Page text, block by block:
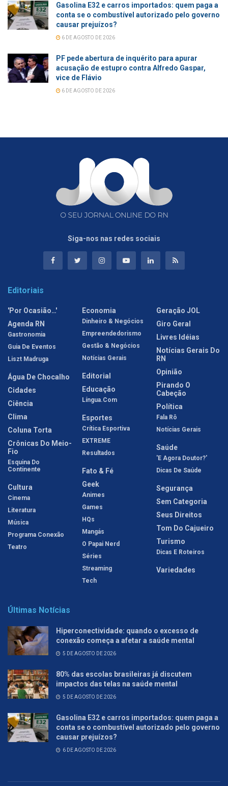
Gasolina E32 e carros importados: quem paga a
conta se o combustível autorizado pelo governo
causar prejuízos?
6 DE AGOSTO DE 2026
PF pede abertura de inquérito para apurar
acusação de estupro contra Alfredo Gaspar,
vice de Flávio
6 DE AGOSTO DE 2026
Siga-nos nas redes sociais
Editoriais
'Por Ocasião…'
Agenda RN
Gastronomia
Guia De Eventos
Liszt Madruga
Água De Chocalho
Cidades
Ciência
Clima
Coluna Torta
Crônicas Do Meio-
Fio
Esquina Do
Continente
Cultura
Cinema
Literatura
Música
Programa Conexão
Teatro
Economia
Dinheiro & Negócios
Empreendedorismo
Gestão & Negócios
Notícias Gerais
Editorial
Educação
Língua.com
Esportes
Crítica Esportiva
EXTREME
Resultados
Fato & Fé
Geek
Animes
Games
HQs
Mangás
O Papai Nerd
Séries
Streaming
Tech
Geração JOL
Giro Geral
Livres Idéias
Notícias Gerais Do
RN
Opinião
Pirando O
Cabeção
Política
Fala Rô
Notícias Gerais
Saúde
'E Agora Doutor?'
Dicas De Saúde
Segurança
Sem Categoria
Seus Direitos
Tom Do Cajueiro
Turismo
Dicas E Roteiros
Variedades
Últimas Notícias
Hiperconectividade: quando o excesso de
conexão começa a afetar a saúde mental
5 DE AGOSTO DE 2026
80% das escolas brasileiras já discutem
impactos das telas na saúde mental
5 DE AGOSTO DE 2026
Gasolina E32 e carros importados: quem paga a
conta se o combustível autorizado pelo governo
causar prejuízos?
6 DE AGOSTO DE 2026